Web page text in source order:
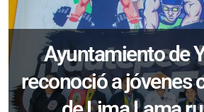
Ayuntamiento de
reconoció a jóvenes